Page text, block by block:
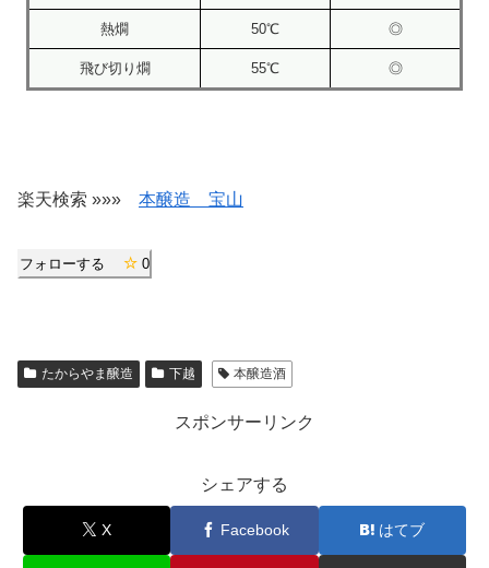
熱燗 50℃ ◎
飛び切り燗 55℃ ◎
楽天検索 »»» 本醸造 宝山
フォローする 0
たからやま醸造 下越 本醸造酒
スポンサーリンク
シェアする
X Facebook はてブ